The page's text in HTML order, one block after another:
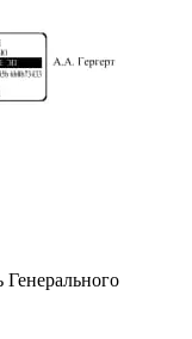
Генерального